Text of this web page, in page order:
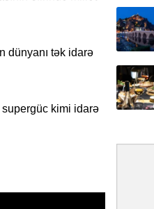
dünyanı tək idarə
supergüc kimi idarə
İlin ilk
çox
Yeni